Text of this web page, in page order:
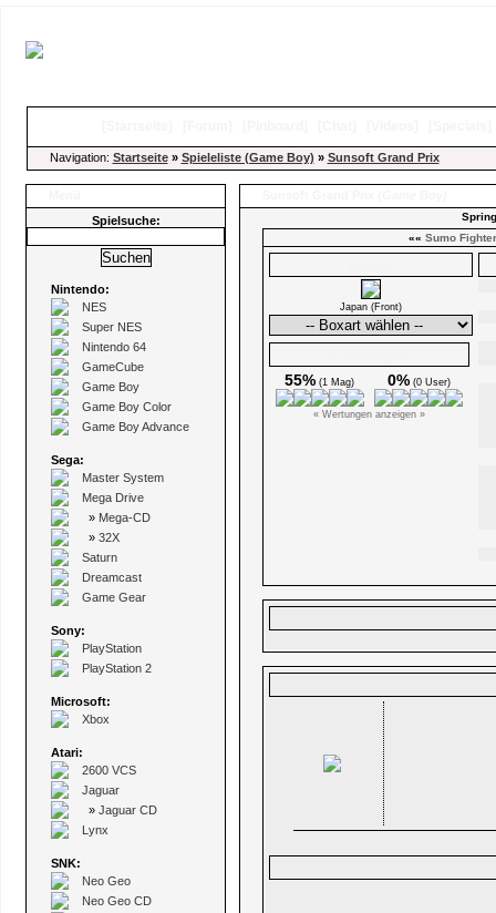
Navigation: Startseite» Spieleliste (Game Boy) » Sunsoft Grand Prix
Spielsuche:
Nintendo:
NES
Super NES
Nintendo 64
GameCube
Game Boy
Game Boy Color
Game Boy Advance
Sega:
Master System
Mega Drive
» Mega-CD
» 32X
Saturn
Dreamcast
Game Gear
Sony:
PlayStation
PlayStation 2
Microsoft:
Xbox
Atari:
2600 VCS
Jaguar
» Jaguar CD
Lynx
SNK:
Neo Geo
Neo Geo CD
«« Sumo Fighter
Japan (Front)
55% (1 Mag) 0% (0 User)
« Wertungen anzeigen »